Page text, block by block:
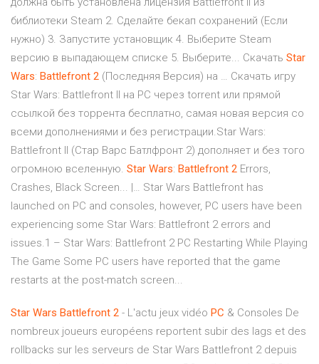
библиотеки Steam 2. Сделайте бекап сохранений (Если
нужно) 3. Запустите установщик 4. Выберите Steam
версию в выпадающем списке 5. Выберите... Скачать Star
Wars: Battlefront 2 (Последняя Версия) на … Скачать игру
Star Wars: Battlefront II на PC через torrent или прямой
ссылкой без торрента бесплатно, самая новая версия со
всеми дополнениями и без регистрации.Star Wars:
Battlefront II (Стар Варс Батлфронт 2) дополняет и без того
огромною вселенную. Star Wars: Battlefront 2 Errors,
Crashes, Black Screen... |… Star Wars Battlefront has
launched on PC and consoles, however, PC users have been
experiencing some Star Wars: Battlefront 2 errors and
issues.1 – Star Wars: Battlefront 2 PC Restarting While Playing
The Game Some PC users have reported that the game
restarts at the post-match screen...
Star Wars Battlefront 2 - L'actu jeux vidéo PC & Consoles De
nombreux joueurs européens reportent subir des lags et des
rollbacks sur les serveurs de Star Wars Battlefront 2 depuis